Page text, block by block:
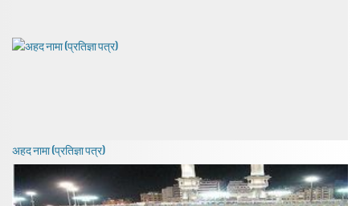
अहद नामा (प्रतिज्ञा पत्र)